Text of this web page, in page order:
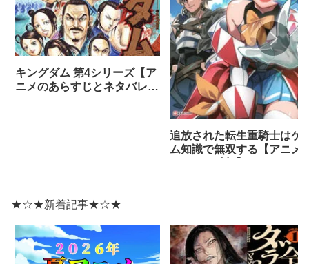
キングダム 第4シリーズ【ア
ニメのあらすじとネタバレ感
追放された転生重騎士はゲ
ム知識で無双する【アニメ
★☆★新着記事★☆★